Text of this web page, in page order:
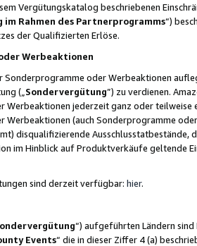
Vergütungskatalog beschriebenen
Rahmen des Partnerprogramms“)
der Qualifizierten Erlöse.
Werbeaktionen
Sonderprogramme oder Werbeaktionen
(„ Sondervergütung”) zu verdienen.
Werbeaktionen jederzeit ganz oder
Werbeaktionen (auch Sonderprogramme
disqualifizierende Ausschlusstatbestände,
im Hinblick auf Produktverkäufe geltende
sind derzeit verfügbar: hier.
“) aufgeführten Ländern
Events“ die in dieser Ziffer 4 (a)